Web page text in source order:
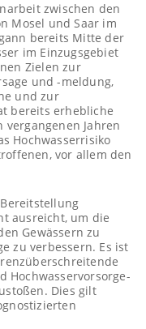
zwischen den
Mosel und Saar im
bereits Mitte der
im Einzugsgebiet
Zielen zur
und -meldung,
und zur
bereits erhebliche
Jahren
Hochwasserrisiko
vor allem den
ausreicht, um die
Gewässern zu
zu verbessern. Es ist
Hochwasservorsorge-
Dies gilt